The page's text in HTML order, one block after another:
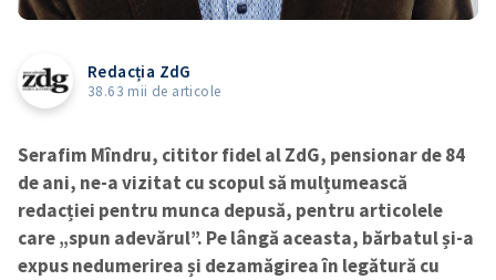
Redacția ZdG
38.63 mii de articole
Serafim Mîndru, cititor fidel al ZdG, pensionar de 84
de ani, ne-a vizitat cu scopul să mulțumească
redacției pentru munca depusă, pentru articolele
care „spun adevărul”. Pe lângă aceasta, bărbatul și-a
expus nedumerirea și dezamăgirea în legătură cu